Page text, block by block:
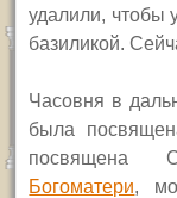
удалили, чтобы
базиликой.
Часовня в
была
посвящена
Богоматери,